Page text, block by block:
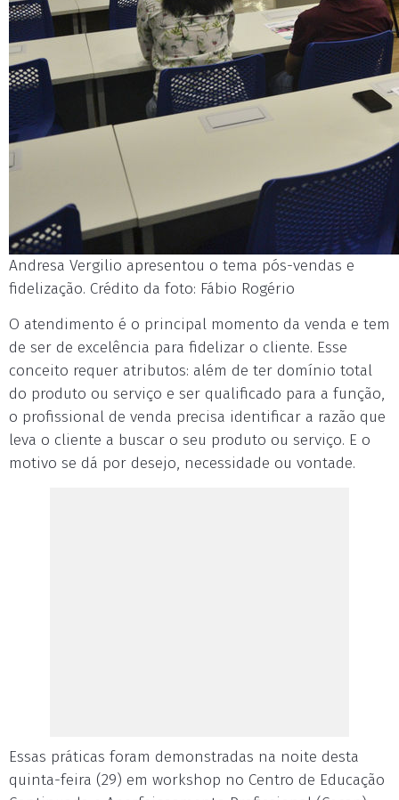
Andresa Vergilio apresentou o tema pós-vendas e
fidelização. Crédito da foto: Fábio Rogério
O atendimento é o principal momento da venda e tem
de ser de excelência para fidelizar o cliente. Esse
conceito requer atributos: além de ter domínio total
do produto ou serviço e ser qualificado para a função,
o profissional de venda precisa identificar a razão que
leva o cliente a buscar o seu produto ou serviço. E o
motivo se dá por desejo, necessidade ou vontade.
Essas práticas foram demonstradas na noite desta
quinta-feira (29) em workshop no Centro de Educação